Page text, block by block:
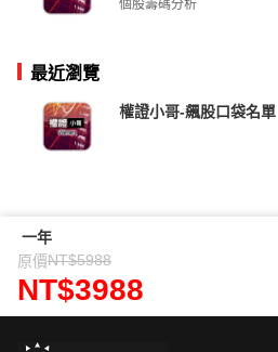
個股籌碼分析
最近瀏覽
權證小哥-飆股口袋名單
一年
原價NT$5988
NT$3988